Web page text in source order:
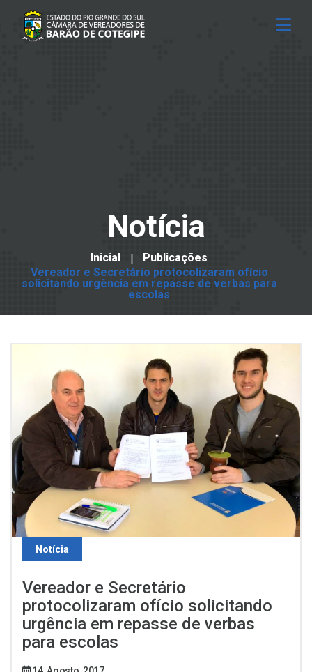
Notícia
Inicial
Publicações
Vereador e Secretário protocolizaram ofício
solicitando urgência em repasse de verbas para
escolas
Notícia
Vereador e Secretário
protocolizaram ofício solicitando
urgência em repasse de verbas
para escolas